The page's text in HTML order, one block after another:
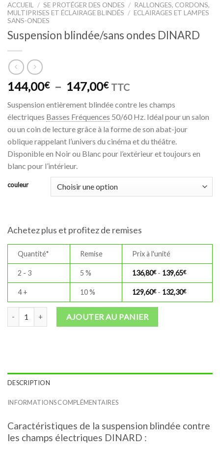
ACCUEIL / SE PROTÉGER DES ONDES / RALLONGES, CORDONS,
MULTIPRISES ET ÉCLAIRAGE BLINDÉS / ECLAIRAGES ET LAMPES
SANS-ONDES
Suspension blindée/sans ondes DINARD
144,00€ – 147,00€Plage
prix :
144,00€
à
147,00€
TTC
Suspension entièrement blindée contre les champs
électriques Basses Fréquences 50/60 Hz. Idéal pour un salon
ou un coin de lecture grâce à la forme de son abat-jour
oblique rappelant l’univers du cinéma et du théâtre.
Disponible en Noir ou Blanc pour l’extérieur et toujours en
blanc pour l’intérieur.
couleur
Achetez plus et profitez de remises
Quantité* Remise Prix à l'unité
2 - 3 5 % 136,80€- 139,65€
4 + 10 % 129,60€- 132,30€
quantité de Suspension blindée/sans ondes DINARD
AJOUTER AU PANIER
DESCRIPTION
INFORMATIONS COMPLÉMENTAIRES
Caractéristiques de la suspension blindée contre
les champs électriques DINARD :